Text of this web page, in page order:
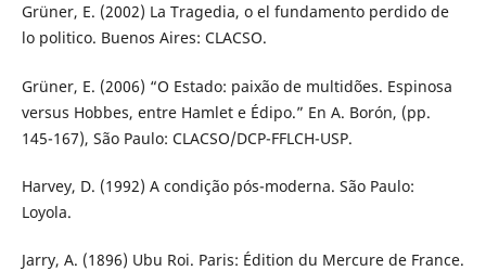
Grüner, E. (2002) La Tragedia, o el fundamento perdido de
lo politico. Buenos Aires: CLACSO.
Grüner, E. (2006) “O Estado: paixão de multidões. Espinosa
versus Hobbes, entre Hamlet e Édipo.” En A. Borón, (pp.
145-167), São Paulo: CLACSO/DCP-FFLCH-USP.
Harvey, D. (1992) A condição pós-moderna. São Paulo:
Loyola.
Jarry, A. (1896) Ubu Roi. Paris: Édition du Mercure de France.